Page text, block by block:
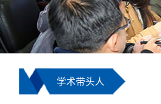
学术带头人